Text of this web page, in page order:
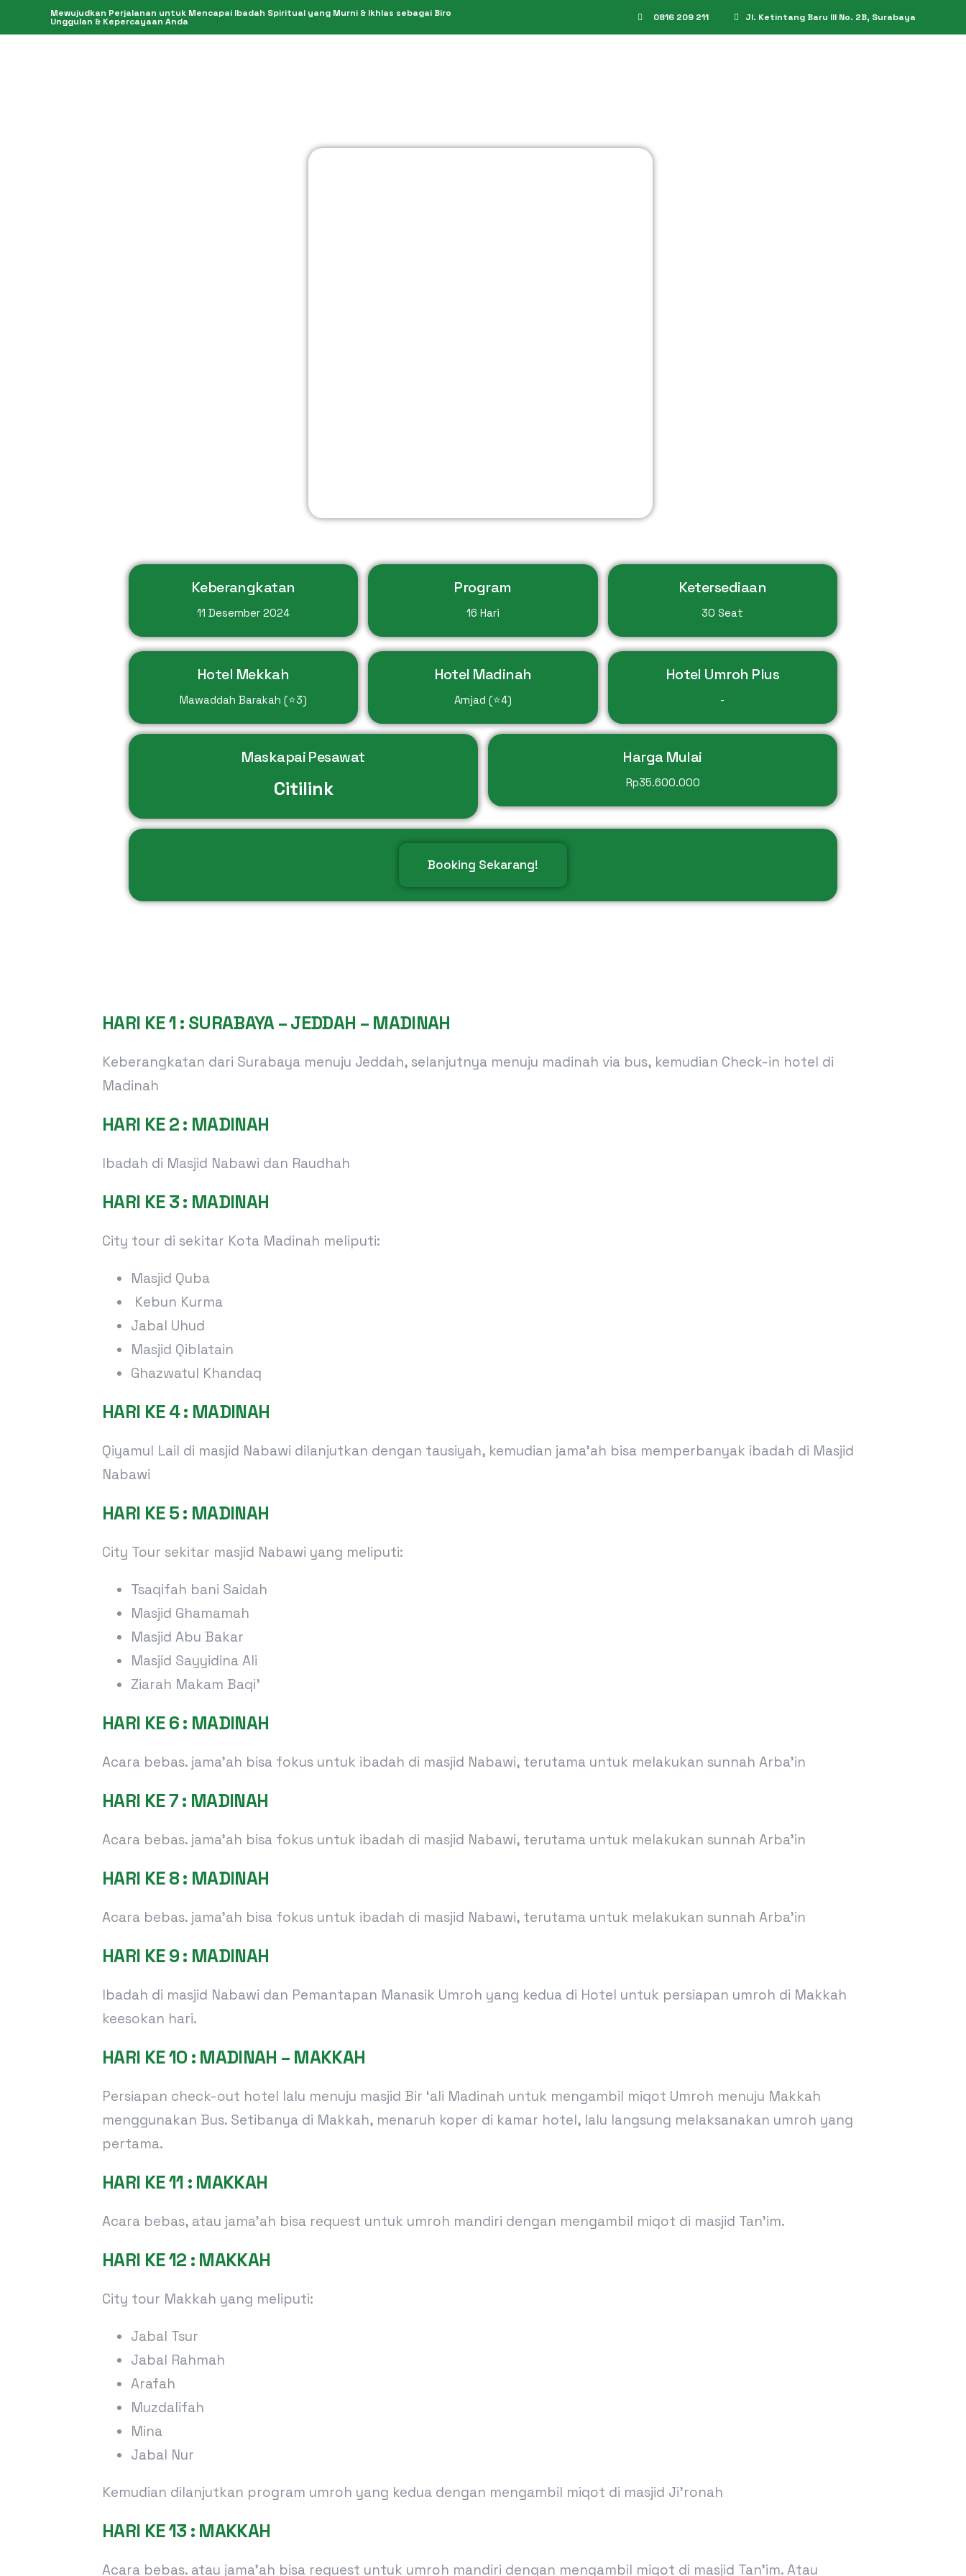
Mewujudkan Perjalanan untuk Mencapai Ibadah Spiritual yang Murni & Ikhlas sebagai Biro
Unggulan & Kepercayaan Anda 0816 209 211 Jl. Ketintang Baru III No. 2B, Surabaya
PPIU 949/2019
Umroh Hemat
Keberangkatan
11 Desember 2024
Hotel Mekkah
Mawaddah Barakah (⭐3)
Program
16 Hari
Hotel Madinah
Amjad (⭐4)
Ketersediaan
30 Seat
Hotel Umroh Plus
-
Maskapai Pesawat
Citilink
Harga Mulai
Rp35.600.000
Booking Sekarang!
HARI KE 1 : SURABAYA – JEDDAH – MADINAH
Keberangkatan dari Surabaya menuju Jeddah, selanjutnya menuju madinah via bus, kemudian Check-in hotel di
Madinah
HARI KE 2 : MADINAH
Ibadah di Masjid Nabawi dan Raudhah
HARI KE 3 : MADINAH
City tour di sekitar Kota Madinah meliputi:
Masjid Quba
Kebun Kurma
Jabal Uhud
Masjid Qiblatain
Ghazwatul Khandaq
HARI KE 4 : MADINAH
Qiyamul Lail di masjid Nabawi dilanjutkan dengan tausiyah, kemudian jama’ah bisa memperbanyak ibadah di Masjid
Nabawi
HARI KE 5 : MADINAH
City Tour sekitar masjid Nabawi yang meliputi:
Tsaqifah bani Saidah
Masjid Ghamamah
Masjid Abu Bakar
Masjid Sayyidina Ali
Ziarah Makam Baqi’
HARI KE 6 : MADINAH
Acara bebas. jama’ah bisa fokus untuk ibadah di masjid Nabawi, terutama untuk melakukan sunnah Arba’in
HARI KE 7 : MADINAH
Acara bebas. jama’ah bisa fokus untuk ibadah di masjid Nabawi, terutama untuk melakukan sunnah Arba’in
HARI KE 8 : MADINAH
Acara bebas. jama’ah bisa fokus untuk ibadah di masjid Nabawi, terutama untuk melakukan sunnah Arba’in
HARI KE 9 : MADINAH
Ibadah di masjid Nabawi dan Pemantapan Manasik Umroh yang kedua di Hotel untuk persiapan umroh di Makkah
keesokan hari.
HARI KE 10 : MADINAH – MAKKAH
Persiapan check-out hotel lalu menuju masjid Bir ‘ali Madinah untuk mengambil miqot Umroh menuju Makkah
menggunakan Bus. Setibanya di Makkah, menaruh koper di kamar hotel, lalu langsung melaksanakan umroh yang
pertama.
HARI KE 11 : MAKKAH
Acara bebas, atau jama’ah bisa request untuk umroh mandiri dengan mengambil miqot di masjid Tan’im.
HARI KE 12 : MAKKAH
City tour Makkah yang meliputi:
Jabal Tsur
Jabal Rahmah
Arafah
Muzdalifah
Mina
Jabal Nur
Kemudian dilanjutkan program umroh yang kedua dengan mengambil miqot di masjid Ji’ronah
HARI KE 13 : MAKKAH
Acara bebas. atau jama’ah bisa request untuk umroh mandiri dengan mengambil miqot di masjid Tan’im. Atau